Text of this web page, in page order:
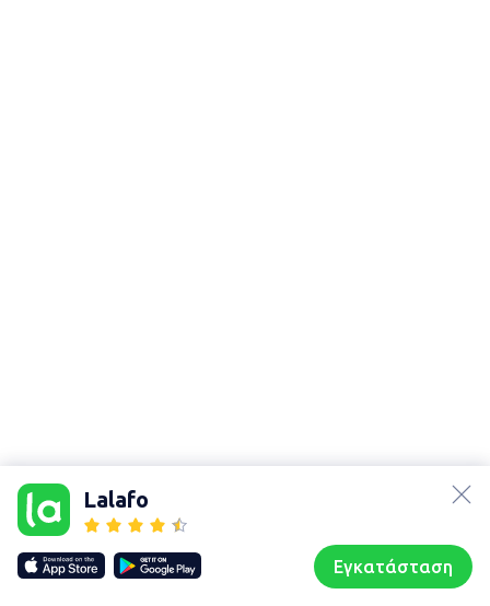
Lalafo
Εγκατάσταση
Our websites
lalafo.kg
lalafo.rs
lalafo.pl
Sitemap
Χάρτης
Συζητήσεις Προφίλ